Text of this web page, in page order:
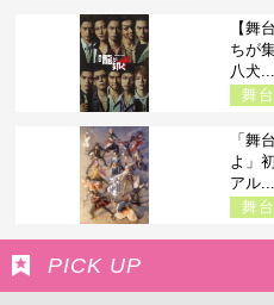
【舞
ちが
八犬...
舞
「舞
よ」
アル...
舞
PICK UP